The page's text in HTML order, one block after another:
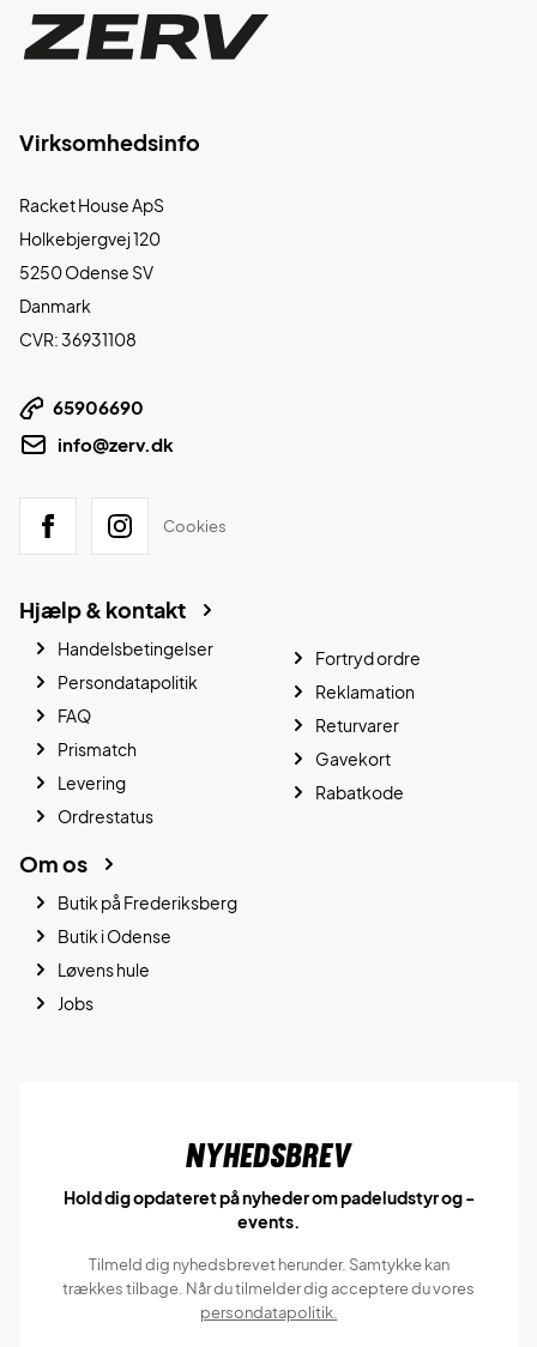
Virksomhedsinfo
Racket House ApS
Holkebjergvej 120
5250 Odense SV
Danmark
CVR: 36931108
65906690
info@zerv.dk
Cookies
Hjælp & kontakt
Handelsbetingelser
Persondatapolitik
FAQ
Prismatch
Levering
Ordrestatus
Fortryd ordre
Reklamation
Returvarer
Gavekort
Rabatkode
Om os
Butik på Frederiksberg
Butik i Odense
Løvens hule
Jobs
Nyhedsbrev
Hold dig opdateret på nyheder om padeludstyr og -
events.
Tilmeld dig nyhedsbrevet herunder. Samtykke kan
trækkes tilbage. Når du tilmelder dig acceptere du vores
persondatapolitik.